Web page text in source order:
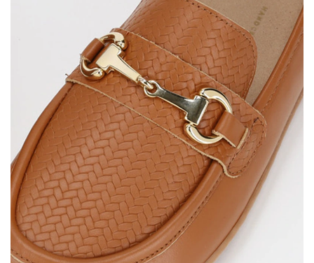
Vyberte jazyk
Změnit
Souhlasím se zpracováním zadaných osobních údajů
ve smyslutěchto podmínek a jejich zveřejněním.
Hodnocení
Souhlasím se zpracováním zadaných osobních údajů
ve smyslu těchto podmínek a jejich zveřejněním.
Přidat hodnocení